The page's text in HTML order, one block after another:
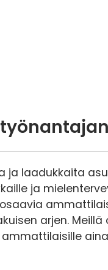
ja laadukkaita
ja
arjen.